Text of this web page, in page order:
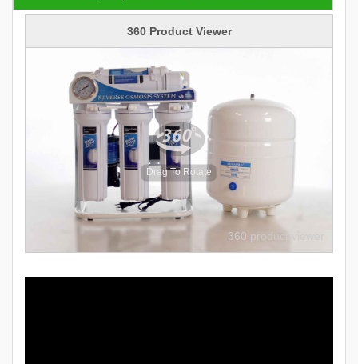
360 Product Viewer
360 product viewer
Drag To Rotate